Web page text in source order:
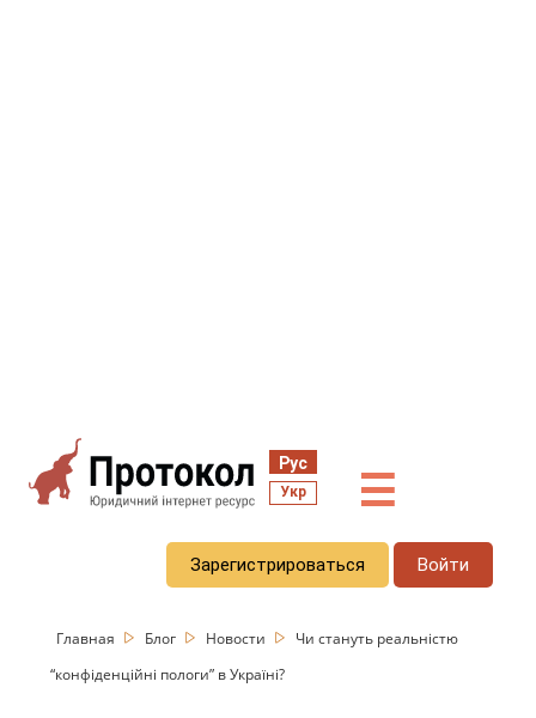
Рус
Укр ☰
Зарегистрироваться Войти
Главная Блог Новости
Чи стануть реальністю
“конфіденційні пологи” в Україні?